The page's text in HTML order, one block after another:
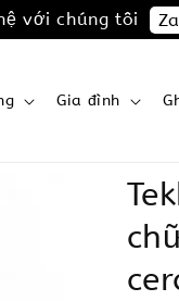
với chúng tôi
Gia đình